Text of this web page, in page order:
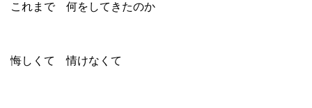
これまで 何をしてきたのか
悔しくて 情けなくて